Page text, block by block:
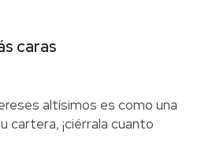
caras
altísimos es como una
cartera, ¡ciérrala cuanto